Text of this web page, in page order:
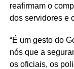
reafirmam o
dos servidores e
“É um gesto do
nós que a
os oficiais, os